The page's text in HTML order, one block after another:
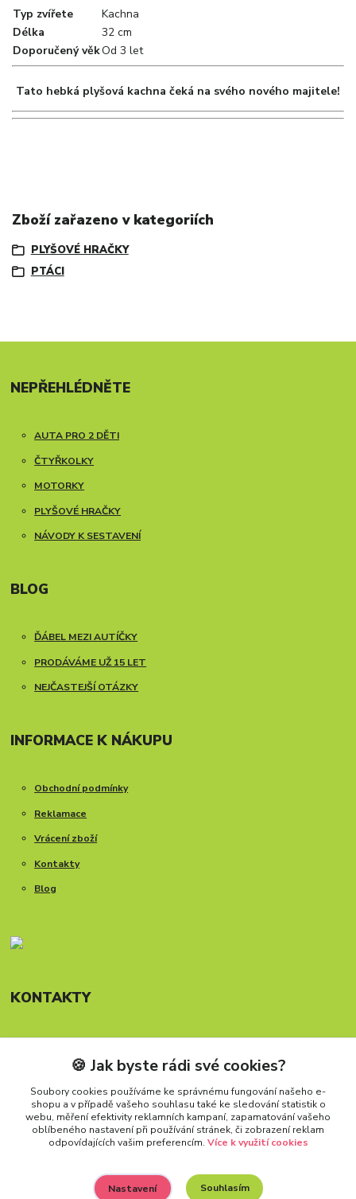
Typ zvířete
Kachna
Délka
32 cm
Doporučený věkOd 3 let
Tato hebká plyšová kachna čeká na svého nového majitele!
Zboží zařazeno v kategoriích
PLYŠOVÉ HRAČKY
PTÁCI
NEPŘEHLÉDNĚTE
AUTA PRO 2 DĚTI
ČTYŘKOLKY
MOTORKY
PLYŠOVÉ HRAČKY
NÁVODY K SESTAVENÍ
BLOG
ĎÁBEL MEZI AUTÍČKY
PRODÁVÁME UŽ 15 LET
NEJČASTEJŠÍ OTÁZKY
INFORMACE K NÁKUPU
Obchodní podmínky
Reklamace
Vrácení zboží
Kontakty
Blog
KONTAKTY
Telefon: +420 777 288 882
Provozní doba Po-Pá, 8-15:30 hod.
info@carforkids.cz
🍪 Jak byste rádi své cookies?
Soubory cookies používáme ke správnému fungování našeho e-
shopu a v případě vašeho souhlasu také ke sledování statistik o
webu, měření efektivity reklamních kampaní, zapamatování vašeho
oblíbeného nastavení při používání stránek, či zobrazení reklam
odpovídajících vašim preferencím. Více k využití cookies
Nastavení Souhlasím